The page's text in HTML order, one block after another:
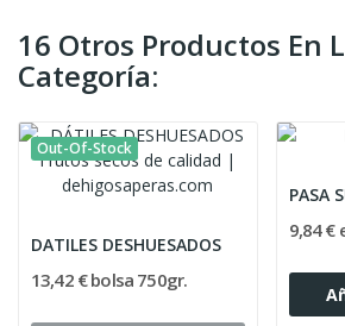
16 Otros Productos En
Categoría:
Out-Of-Stock
DATILES DESHUESADOS
13,42 € bolsa 750gr.
PASA
9,84 €